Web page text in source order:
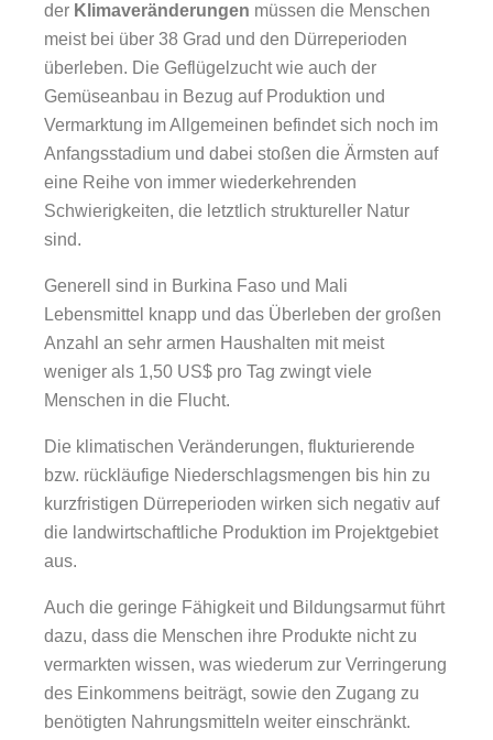
der Klimaveränderungen müssen die Menschen
meist bei über 38 Grad und den Dürreperioden
überleben. Die Geflügelzucht wie auch der
Gemüseanbau in Bezug auf Produktion und
Vermarktung im Allgemeinen befindet sich noch im
Anfangsstadium und dabei stoßen die Ärmsten auf
eine Reihe von immer wiederkehrenden
Schwierigkeiten, die letztlich struktureller Natur
sind.
Generell sind in Burkina Faso und Mali
Lebensmittel knapp und das Überleben der großen
Anzahl an sehr armen Haushalten mit meist
weniger als 1,50 US$ pro Tag zwingt viele
Menschen in die Flucht.
Die klimatischen Veränderungen, flukturierende
bzw. rückläufige Niederschlagsmengen bis hin zu
kurzfristigen Dürreperioden wirken sich negativ auf
die landwirtschaftliche Produktion im Projektgebiet
aus.
Auch die geringe Fähigkeit und Bildungsarmut führt
dazu, dass die Menschen ihre Produkte nicht zu
vermarkten wissen, was wiederum zur Verringerung
des Einkommens beiträgt, sowie den Zugang zu
benötigten Nahrungsmitteln weiter einschränkt.